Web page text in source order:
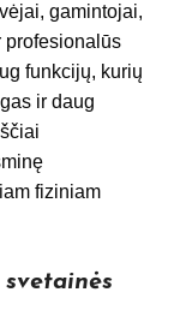
gamintojai,
profesionalūs
funkcijų, kurių
ir daug
fiziniam